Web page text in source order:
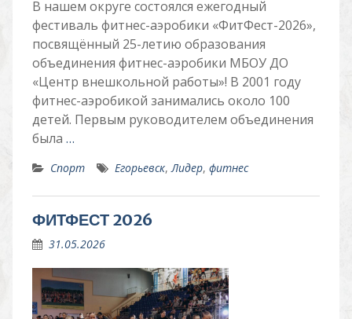
В нашем округе состоялся ежегодный
фестиваль фитнес-аэробики «ФитФест-2026»,
посвящённый 25-летию образования
объединения фитнес-аэробики МБОУ ДО
«Центр внешкольной работы»! В 2001 году
фитнес-аэробикой занимались около 100
детей. Первым руководителем объединения
была …
Спорт Егорьевск,Лидер, фитнес
ФИТФЕСТ 2026
31.05.2026